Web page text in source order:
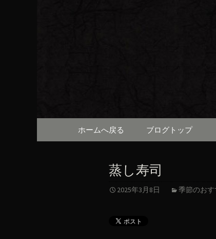
京都・
（ろび
京都・先斗町の京町家
知らせや、お料理につ
コンテンツへ移動
ホームへ戻る ブログトップ
蒸し寿司
2025年3月8日 季節のおす